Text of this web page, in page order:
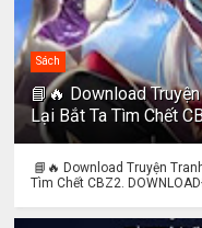
Sách
📘🔥 Download
Lại Bắt Ta Tìm Chết
📘🔥 Download Truyện
Tìm Chết CBZ2.